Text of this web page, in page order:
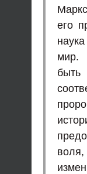
его
мир.
воля,